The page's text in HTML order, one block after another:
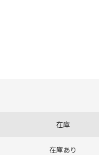
在庫
在庫あり